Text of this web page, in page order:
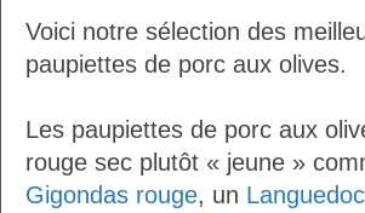
Voici notre sélection des
paupiettes de porc aux olives.
Les paupiettes de porc aux
rouge sec plutôt « jeune »
Gigondas rouge, un